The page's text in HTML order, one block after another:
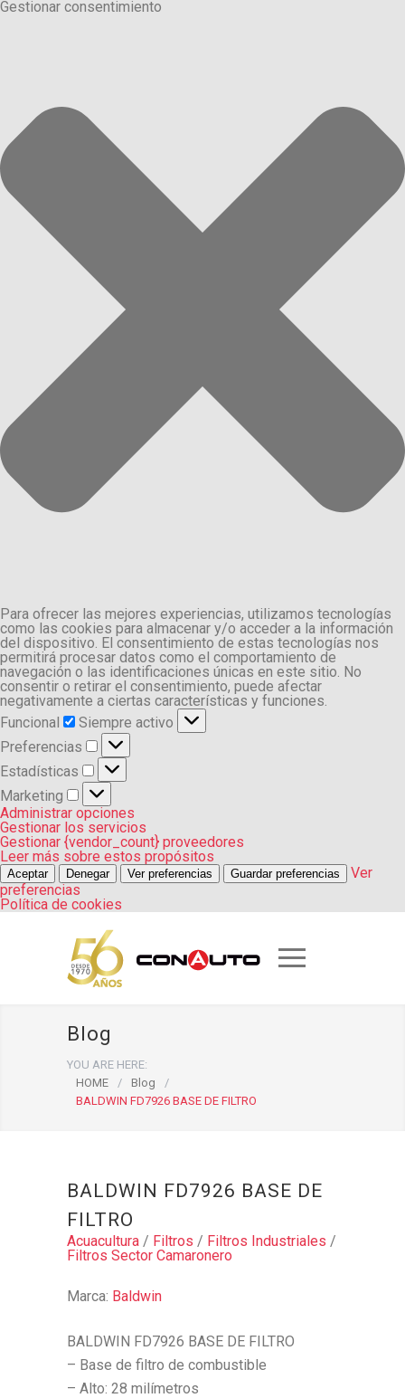
Gestionar consentimiento
Para ofrecer las mejores experiencias, utilizamos tecnologías
como las cookies para almacenar y/o acceder a la información
del dispositivo. El consentimiento de estas tecnologías nos
permitirá procesar datos como el comportamiento de
navegación o las identificaciones únicas en este sitio. No
consentir o retirar el consentimiento, puede afectar
negativamente a ciertas características y funciones.
Funcional
Funcional
Siempre activo
Preferencias
Preferencias
Estadísticas
Estadísticas
Marketing
Marketing
Administrar opciones
Gestionar los servicios
Gestionar {vendor_count} proveedores
Leer más sobre estos propósitos
Aceptar Denegar Ver preferencias Guardar preferencias
Ver
preferencias
Política de cookies
Blog
YOU ARE HERE:
HOME
/ Blog
/
BALDWIN FD7926 BASE DE FILTRO
BALDWIN FD7926 BASE DE
FILTRO
Acuacultura / Filtros / Filtros Industriales /
Filtros Sector Camaronero
Marca: Baldwin
BALDWIN FD7926 BASE DE FILTRO
– Base de filtro de combustible
– Alto: 28 milímetros